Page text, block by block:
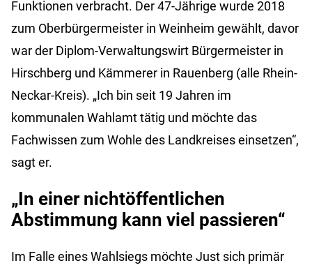
Funktionen verbracht. Der 47-Jährige wurde 2018
zum Oberbürgermeister in Weinheim gewählt, davor
war der Diplom-Verwaltungswirt Bürgermeister in
Hirschberg und Kämmerer in Rauenberg (alle Rhein-
Neckar-Kreis). „Ich bin seit 19 Jahren im
kommunalen Wahlamt tätig und möchte das
Fachwissen zum Wohle des Landkreises einsetzen“,
sagt er.
„In einer nichtöffentlichen
Abstimmung kann viel passieren“
Im Falle eines Wahlsiegs möchte Just sich primär